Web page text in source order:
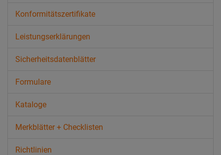
Konformitätszertifikate
Leistungserklärungen
Sicherheitsdatenblätter
Formulare
Kataloge
Merkblätter + Checklisten
Richtlinien